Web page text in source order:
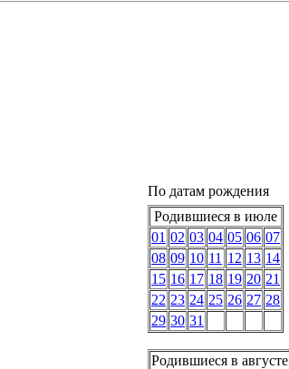
По датам рождения
Родившиеся в июле
01 02 03 04 05 06 07
08 09 10 11 12 13 14
15 16 17 18 19 20 21
22 23 24 25 26 27 28
29 30 31
Родившиеся в августе